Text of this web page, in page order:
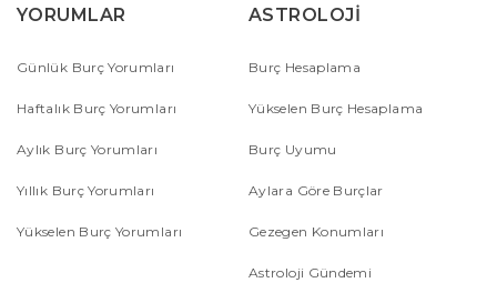
YORUMLAR
Günlük Burç Yorumları
Haftalık Burç Yorumları
Aylık Burç Yorumları
Yıllık Burç Yorumları
Yükselen Burç Yorumları
ASTROLOJİ
Burç Hesaplama
Yükselen Burç Hesaplama
Burç Uyumu
Aylara Göre Burçlar
Gezegen Konumları
Astroloji Gündemi